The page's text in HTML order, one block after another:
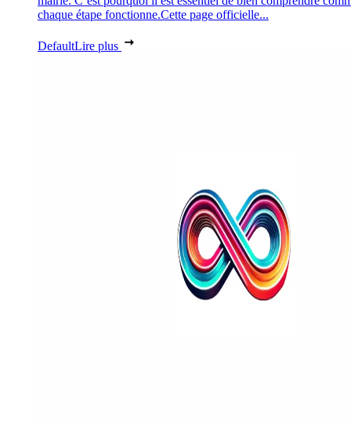
chaque étape fonctionne.Cette page officielle...
DefaultLire plus